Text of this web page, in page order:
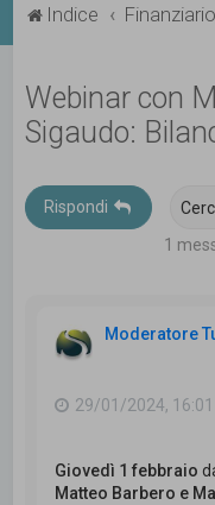
Indice
Webinar con
Sigaudo:
Rispondi
1
Moderatore
29/01/2024, 16:01
Giovedì 1 febbraio
Matteo Barbero e